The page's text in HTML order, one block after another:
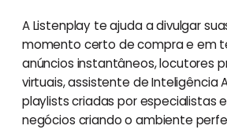
A Listenplay te ajuda a divulgar
momento certo de compra e em
anúncios instantâneos, locutores
virtuais, assistente de Inteligência
playlists criadas por especialistas
negócios criando o ambiente